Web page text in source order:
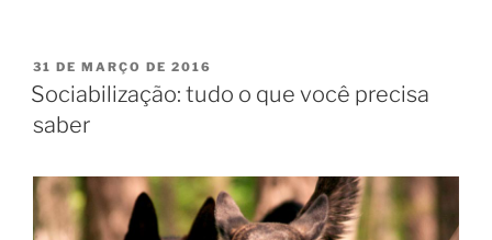
31 DE MARÇO DE 2016
Sociabilização: tudo o que você precisa
saber